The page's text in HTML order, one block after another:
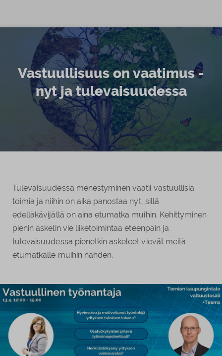
Siirry sisältöön
Vastuullisuus on vaatimus -
nyt ja tulevaisuudessa
Tulevaisuudessa menestyminen vaatii vastuullisia
toimia ja niihin on aika panostaa nyt, sillä
edelläkävijällä on aina etumatka muihin. Kehittyminen
pienin askelin vie liiketoimintaa eteenpäin ja
tulevaisuudessa pienetkin askeleet vievät meitä
etumatkalle muihin nähden.